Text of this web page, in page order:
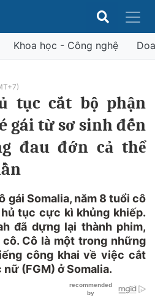
Khoa học - Công nghệ
tục cắt bộ phận
gái từ sơ sinh đến
đau đớn cả thể
gái Somalia, năm 8 tuổi cô
tục cực kì khủng khiếp.
đã dựng lại thành phim,
Cô là một trong những
công khai về việc cắt
(FGM) ở Somalia.